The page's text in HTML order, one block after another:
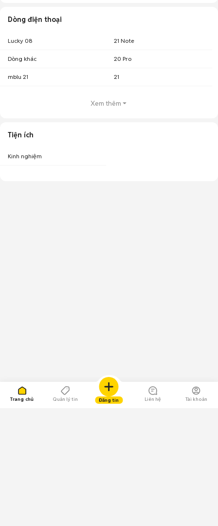
Trang chủ Quản lý tin Đăng tin Liên hệ Tài khoản
Dòng điện thoại
Lucky 08 21 Note
Dòng khác 20 Pro
mblu 21 21
Xem thêm
Tiện ích
Kinh nghiệm